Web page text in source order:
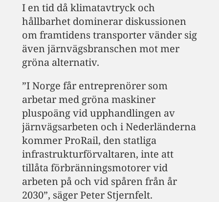
I en tid då klimatavtryck och
hållbarhet dominerar diskussionen
om framtidens transporter vänder sig
även järnvägsbranschen mot mer
gröna alternativ.
”I Norge får entreprenörer som
arbetar med gröna maskiner
pluspoäng vid upphandlingen av
järnvägsarbeten och i Nederländerna
kommer ProRail, den statliga
infrastrukturförvaltaren, inte att
tillåta förbränningsmotorer vid
arbeten på och vid spåren från år
2030”, säger Peter Stjernfelt.